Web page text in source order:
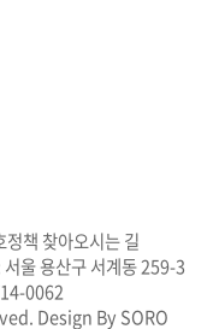
정책 찾아오시는 길
울 용산구 서계동 259-3
0062
Design By SORO